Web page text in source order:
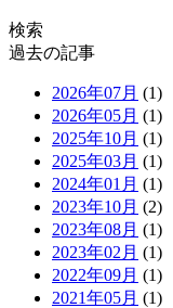
検索
過去の記事
2026年07月 (1)
2026年05月 (1)
2025年10月 (1)
2025年03月 (1)
2024年01月 (1)
2023年10月 (2)
2023年08月 (1)
2023年02月 (1)
2022年09月 (1)
2021年05月 (1)